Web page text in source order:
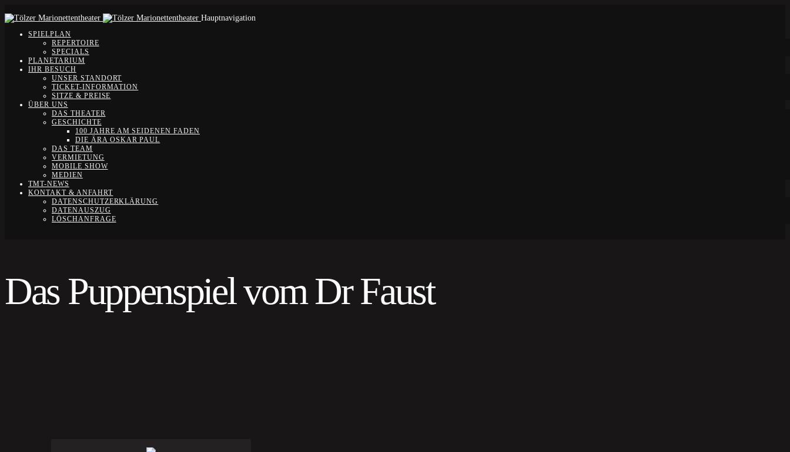
Hauptnavigation
SPIELPLAN
REPERTOIRE
SPECIALS
PLANETARIUM
IHR BESUCH
UNSER STANDORT
TICKET-INFORMATION
SITZE & PREISE
ÜBER UNS
DAS THEATER
GESCHICHTE
100 JAHRE AM SEIDENEN FADEN
DIE ÄRA OSKAR PAUL
DAS TEAM
VERMIETUNG
MOBILE SHOW
MEDIEN
TMT-NEWS
KONTAKT & ANFAHRT
DATENSCHUTZERKLÄRUNG
DATENAUSZUG
LÖSCHANFRAGE
Das Puppenspiel vom Dr Faust